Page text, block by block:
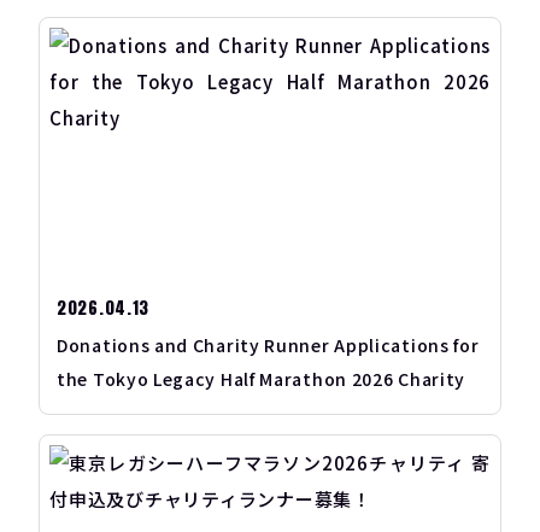
2026.04.13
Donations and Charity Runner Applications for
the Tokyo Legacy Half Marathon 2026 Charity